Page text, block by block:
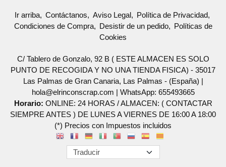
Ir arriba Contáctanos Aviso Legal
Política de Privacidad
Condiciones de Compra
Desistir de un pedido
Políticas de
Cookies
C/ Tablero de Gonzalo, 92 B ( ESTE ALMACEN ES SOLO
PUNTO DE RECOGIDA Y NO UNA TIENDA FISICA) - 35017
Las Palmas de Gran Canaria, Las Palmas - (España) |
hola@elrinconscrap.com | WhatsApp: 655493665
Horario: ONLINE: 24 HORAS / ALMACEN: ( CONTACTAR
SIEMPRE ANTES ) DE LUNES A VIERNES DE 16:00 A 18:00
(*) Precios con Impuestos incluidos